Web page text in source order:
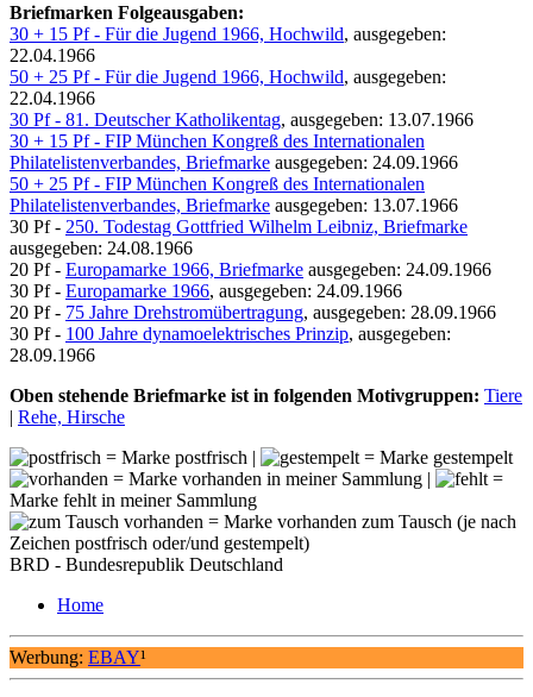
Briefmarken Folgeausgaben:
30 + 15 Pf - Für die Jugend 1966, Hochwild, ausgegeben:
22.04.1966
50 + 25 Pf - Für die Jugend 1966, Hochwild, ausgegeben:
22.04.1966
30 Pf - 81. Deutscher Katholikentag, ausgegeben: 13.07.1966
30 + 15 Pf - FIP München Kongreß des Internationalen
Philatelistenverbandes, Briefmarke ausgegeben: 24.09.1966
50 + 25 Pf - FIP München Kongreß des Internationalen
Philatelistenverbandes, Briefmarke ausgegeben: 13.07.1966
30 Pf - 250. Todestag Gottfried Wilhelm Leibniz, Briefmarke
ausgegeben: 24.08.1966
20 Pf - Europamarke 1966, Briefmarke ausgegeben: 24.09.1966
30 Pf - Europamarke 1966, ausgegeben: 24.09.1966
20 Pf - 75 Jahre Drehstromübertragung, ausgegeben: 28.09.1966
30 Pf - 100 Jahre dynamoelektrisches Prinzip, ausgegeben:
28.09.1966
Oben stehende Briefmarke ist in folgenden Motivgruppen: Tiere
| Rehe, Hirsche
= Marke postfrisch |
= Marke gestempelt
= Marke vorhanden in meiner Sammlung |
=
Marke fehlt in meiner Sammlung
= Marke vorhanden zum Tausch (je nach
Zeichen postfrisch oder/und gestempelt)
BRD - Bundesrepublik Deutschland
Home
Werbung: EBAY¹